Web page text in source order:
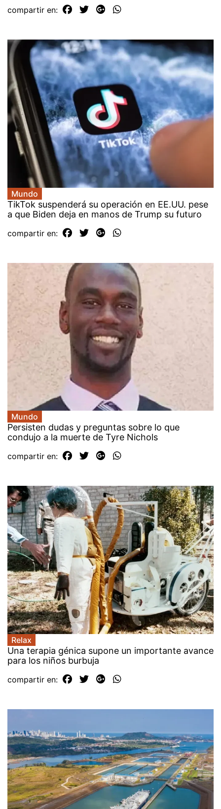
compartir en:
Mundo
TikTok suspenderá su operación en EE.UU. pese
a que Biden deja en manos de Trump su futuro
compartir en:
Mundo
Persisten dudas y preguntas sobre lo que
condujo a la muerte de Tyre Nichols
compartir en:
Relax
Una terapia génica supone un importante avance
para los niños burbuja
compartir en: